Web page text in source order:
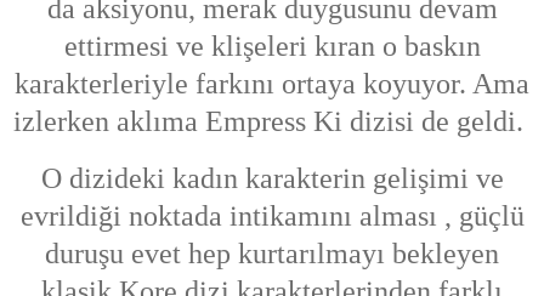
da aksiyonu, merak duygusunu devam
ettirmesi ve klişeleri kıran o baskın
karakterleriyle farkını ortaya koyuyor. Ama
izlerken aklıma Empress Ki dizisi de geldi.
O dizideki kadın karakterin gelişimi ve
evrildiği noktada intikamını alması , güçlü
duruşu evet hep kurtarılmayı bekleyen